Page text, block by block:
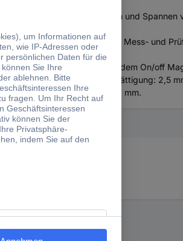
perfekt für einfaches Halten und Spannen
zur Aufnahme von Mess- und
In Verbindung mit dem On/off
(104 lbs) Dicke bei voller Sättigung: 2,5
Grundfläche: 40 mm x 31,2 mm.